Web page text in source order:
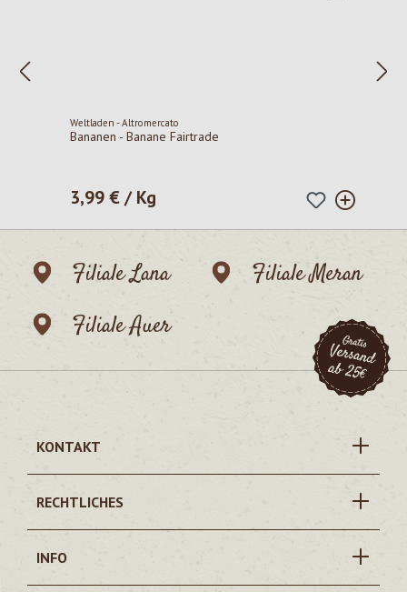
Weltladen - Altromercato
Bananen - Banane Fairtrade
Regulärer Preis:
3,99 € / Kg
Filiale Lana
Filiale Meran
Filiale Auer
KONTAKT
RECHTLICHES
INFO